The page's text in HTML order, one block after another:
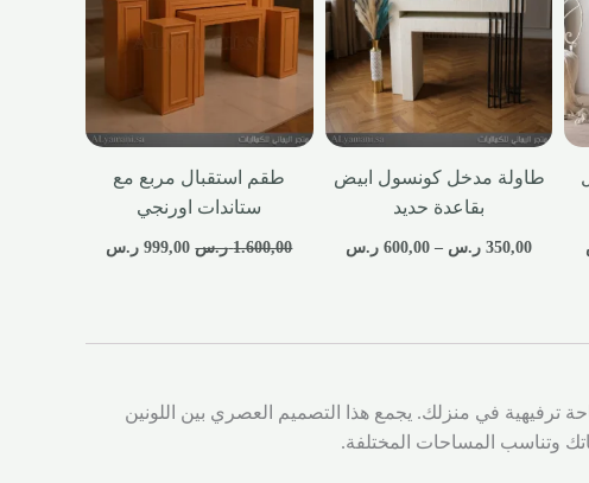
طاولة مدخل كونسول ابيض
بقاعدة حديد
350,00 ر.س –
600,00 ر.س
طقم استقبال مربع مع
ستاندات اورنجي
1.600,00 ر.س 999,00 ر.س
ترفيهية في منزلك. يجمع هذا التصميم العصري بين اللونين
وتناسب المساحات المختلفة.